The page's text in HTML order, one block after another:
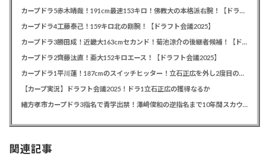
カープドラ5赤木晴哉！191cm最速153キロ！佛教大の本格派右腕！【ドラフト会議2025】
カープドラ4工藤泰己！159キロ北の剛腕！【ドラフト会議2025】
カープドラ3勝田成！近畿大163cmセカンド！菊池涼介の後継者候補！【ドラフト会議2025】
カープドラ2齊藤汰直！亜大152キロエース！【ドラフト会議2025】
カープドラ1平川蓮！187cmのスイッチヒッター！立石正広を外し2度目の重複も新井監督がクジを引き当てる！【ドラフト会議2025】
【カープ実況】ドラフト会議2025！ドラ1立石正広の獲得なるか
緒方孝市カープドラ3指名で青学出禁！澤﨑俊和の逆指名まで10年間スカウト出禁
関連記事